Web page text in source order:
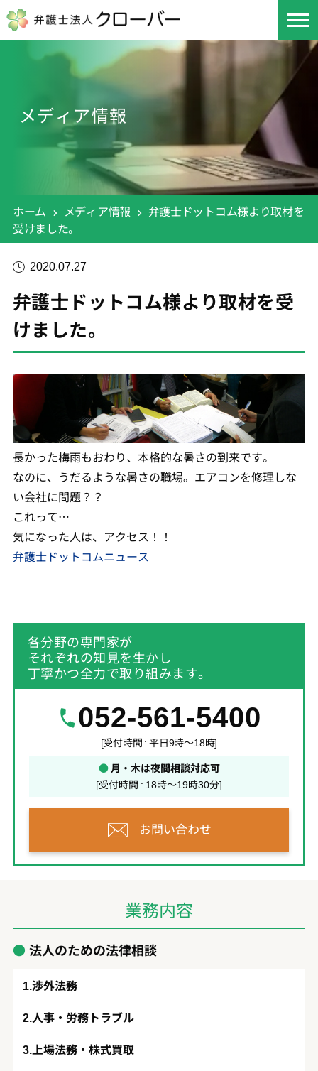
メディア情報
ホーム メディア情報
弁護士ドットコム様より取材を
受けました。
2020.07.27
弁護士ドットコム様より取材を受
けました。
長かった梅雨もおわり、本格的な暑さの到来です。
なのに、うだるような暑さの職場。エアコンを修理しな
い会社に問題？？
これって…
気になった人は、アクセス！！
弁護士ドットコムニュース
各分野の専門家が
それぞれの知見を生かし
丁寧かつ全力で取り組みます。
052-561-5400
[受付時間 : 平日9時～18時]
●月・木は夜間相談対応可
[受付時間 : 18時～19時30分]
お問い合わせ
業務内容
法人のための法律相談
渉外法務
人事・労務トラブル
上場法務・株式買取